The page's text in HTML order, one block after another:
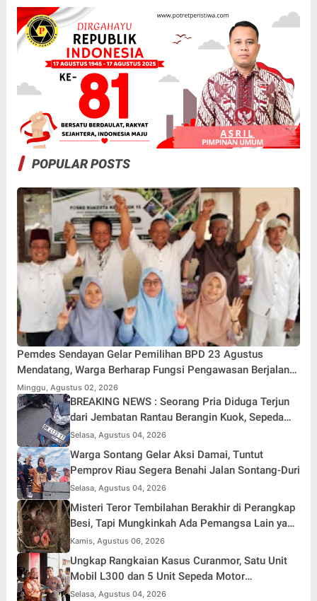
POPULAR POSTS
Pemdes Sendayan Gelar Pemilihan BPD 23 Agustus
Mendatang, Warga Berharap Fungsi Pengawasan Berjalan
Maksimal
Minggu, Agustus 02, 2026
BREAKING NEWS : Seorang Pria Diduga Terjun
dari Jembatan Rantau Berangin Kuok, Sepeda
Motor Ditinggal di Lokasi
Selasa, Agustus 04, 2026
Warga Sontang Gelar Aksi Damai, Tuntut
Pemprov Riau Segera Benahi Jalan Sontang-Duri
Selasa, Agustus 04, 2026
Misteri Teror Tembilahan Berakhir di Perangkap
Besi, Tapi Mungkinkah Ada Pemangsa Lain yang
Masih Mengintai ?
Kamis, Agustus 06, 2026
Ungkap Rangkaian Kasus Curanmor, Satu Unit
Mobil L300 dan 5 Unit Sepeda Motor
Dikembalikan
Selasa, Agustus 04, 2026